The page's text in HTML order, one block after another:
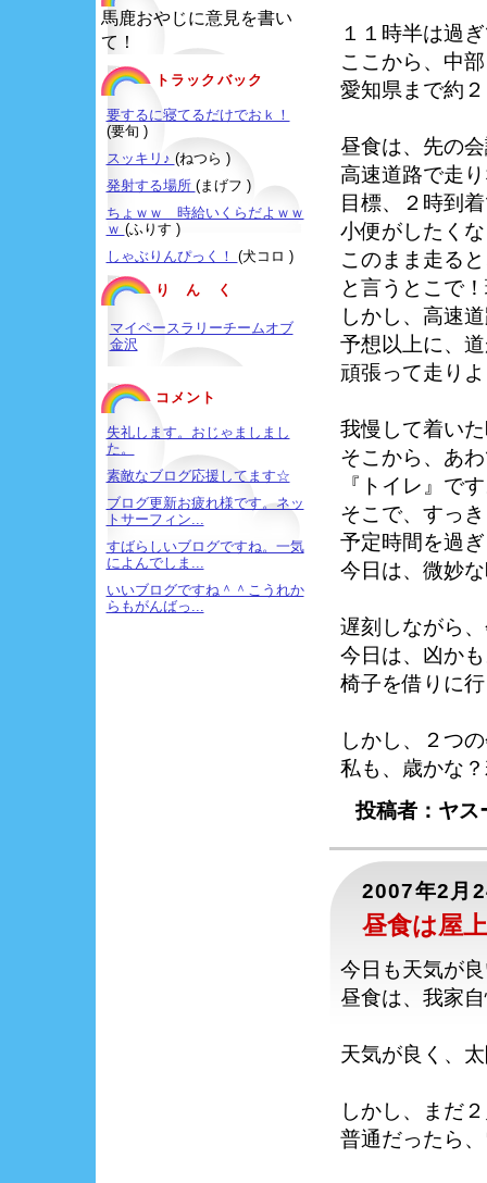
馬鹿おやじに意見を書い
て！
トラックバック
要するに寝てるだけでおｋ！
(要旬 )
スッキリ♪ (ねつら )
発射する場所 (まげフ )
ちょｗｗ 時給いくらだよｗｗ
ｗ (ふりす )
しゃぶりんぴっく！ (犬コロ )
り ん く
マイペースラリーチームオブ
金沢
コメント
失礼します。おじゃましまし
た。
素敵なブログ応援してます☆
ブログ更新お疲れ様です。ネッ
トサーフィン...
すばらしいブログですね。一気
によんでしま...
いいブログですね＾＾こうれか
らもがんばっ...
１１時半は過
ここから、中
愛知県まで約
昼食は、先の
高速道路で走
目標、２時到
小便がしたく
このまま走る
と言うとこで
しかし、高速
予想以上に、
頑張って走り
我慢して着い
そこから、あ
『トイレ』で
そこで、すっ
予定時間を過
今日は、微妙
遅刻しながら
今日は、凶か
椅子を借りに
しかし、２つ
私も、歳かな
投稿者：ヤ
2007年2月
昼食は屋
今日も天気が
昼食は、我家
天気が良く、
しかし、まだ
普通だったら